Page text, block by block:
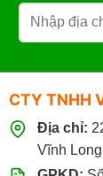
CTY TNHH
Địa chỉ:
Vĩnh Long